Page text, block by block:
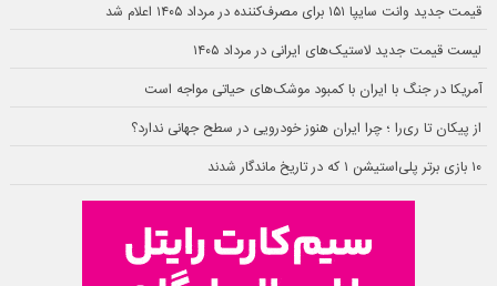
قیمت جدید وانت سایپا ۱۵۱ برای مصرف‌کننده در مرداد ۱۴۰۵ اعلام شد
لیست قیمت جدید لاستیک‌های ایرانی در مرداد ۱۴۰۵
آمریکا در جنگ با ایران با کمبود موشک‌های حیاتی مواجه است
از پیکان تا ری‌را ؛ چرا ایران هنوز خودرویی در سطح جهانی ندارد؟
۱۰ بازی برتر پلی‌استیشن ۱ که در تاریخ ماندگار شدند